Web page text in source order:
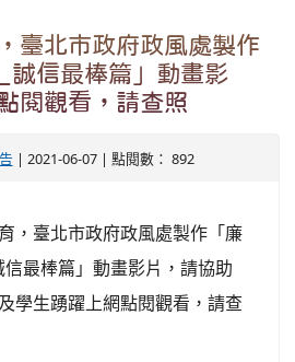
臺北市政府政風處製作
誠信最棒篇」動畫影
閱觀看，請查照
| 2021-06-07 | 點閱數： 892
，臺北市政府政風處製作「廉
最棒篇」動畫影片，請協助
學生踴躍上網點閱觀看，請查